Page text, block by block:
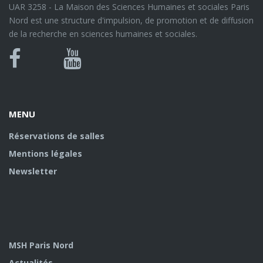
UAR 3258 - La Maison des Sciences Humaines et sociales Paris
Nord est une structure d'impulsion, de promotion et de diffusion
de la recherche en sciences humaines et sociales.
Bluesky
Canal
MENU
Réservations de salles
Mentions légales
Newsletter
MSH Paris Nord